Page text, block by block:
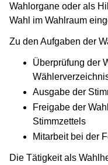
Wahlorgane oder als
Wahl im Wahlraum
Zu den Aufgaben der
Überprüfung der
Ausgabe der
Freigabe der
Stimmzettels
Mitarbeit bei der
Die Tätigkeit als